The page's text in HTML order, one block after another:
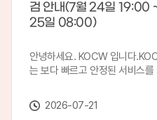
검 안내(7월 24일 19:00
25일 08:00)
안녕하세요. KOCW 입니다
는 보다 빠르고 안정된 서비스를
합니다.※ 서비스 점검 작업 일시 :
24일(금) 19:00 ~ 7월 25일(토)
2026-07-21